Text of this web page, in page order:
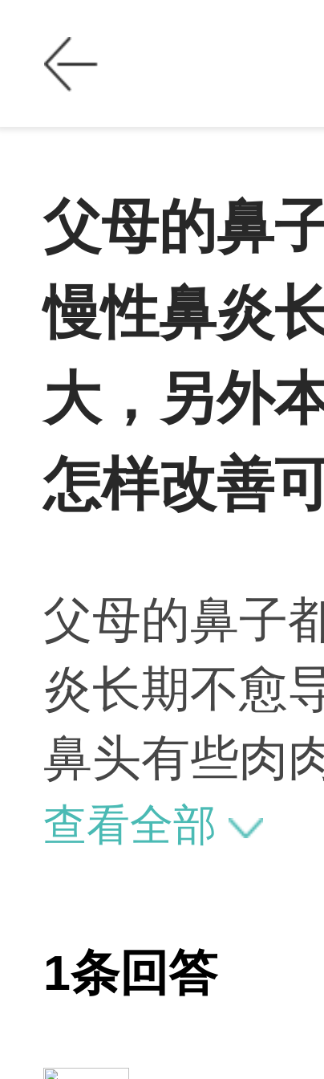
父母的鼻
慢性鼻炎
大，另外
怎样改善
父母的鼻子
炎长期不愈
鼻头有些肉
头、鼻翼缩
查看全部
1条回答